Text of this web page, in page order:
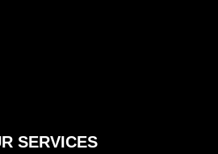
SERVICES